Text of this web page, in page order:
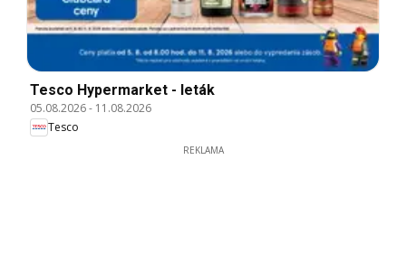
Tesco Hypermarket - leták
05.08.2026- 11.08.2026
Tesco
REKLAMA